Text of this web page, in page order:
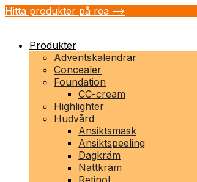
Hitta produkter på rea -->
Produkter
Adventskalendrar
Concealer
Foundation
CC-cream
Highlighter
Hudvård
Ansiktsmask
Ansiktspeeling
Dagkräm
Nattkräm
Retinol